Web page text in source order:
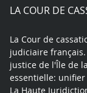
LA COUR DE
La Cour de
judiciaire français.
justice de l'Île de
essentielle:
La Haute